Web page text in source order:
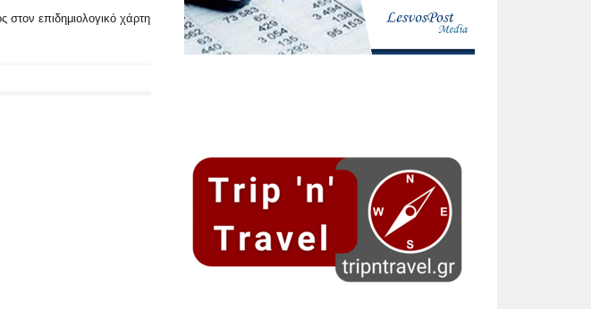
στον επιδημιολογικό χάρτη